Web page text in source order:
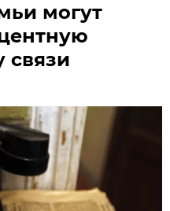
могут
связи